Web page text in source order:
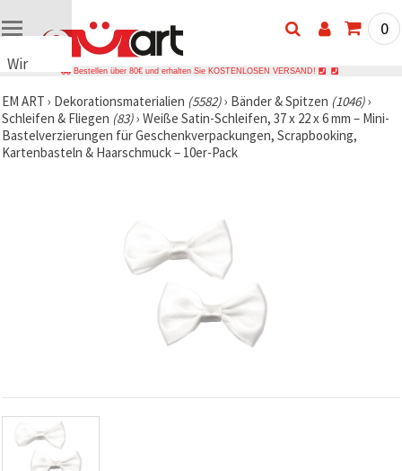
Wir
Cookies
🍪 Wir
verwenden
Cookies
Datenverkehr
zu
analysieren
sowie
relevantere
0
Bestellen über 80€ und erhalten Sie KOSTENLOSEN VERSAND!
EM ART › Dekorationsmaterialien (5582)› Bänder & Spitzen (1046)›
Schleifen & Fliegen (83)› Weiße Satin-Schleifen, 37 x 22 x 6 mm – Mini-
Bastelverzierungen für Geschenkverpackungen, Scrapbooking,
Kartenbasteln & Haarschmuck – 10er-Pack